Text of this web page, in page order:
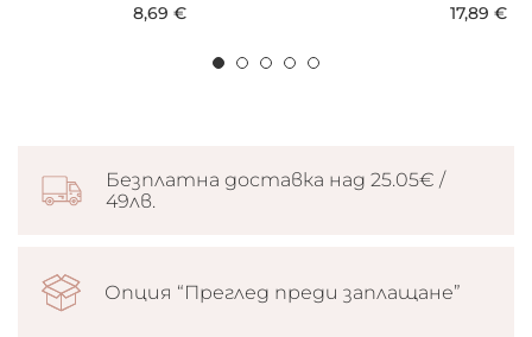
8,69 € 17,89 €
Безплатна доставка над 25.05€ /
49лв.
Опция “Преглед преди заплащане”